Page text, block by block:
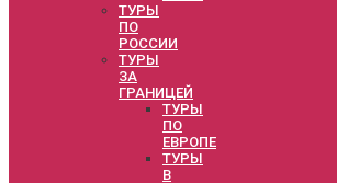
ТУРЫ
ПО
РОССИИ
ТУРЫ
ЗА
ГРАНИЦЕЙ
ТУРЫ
ПО
ЕВРОПЕ
ТУРЫ
В